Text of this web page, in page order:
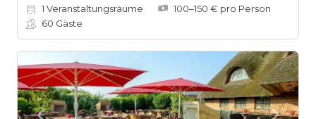
1 Veranstaltungsräume
100–150 € pro Person
60 Gäste